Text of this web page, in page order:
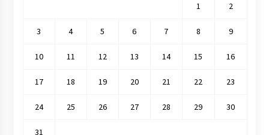
1
2
3 4 5 6 7 8 9
10 11 12 13 14 15 16
17 18 19 20 21 22 23
24 25 26 27 28 29 30
31